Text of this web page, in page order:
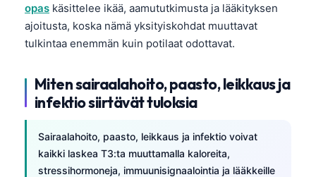
opas käsittelee ikää, aamututkimusta ja lääkityksen
ajoitusta, koska nämä yksityiskohdat muuttavat
tulkintaa enemmän kuin potilaat odottavat.
Miten sairaalahoito, paasto, leikkaus ja
infektio siirtävät tuloksia
Sairaalahoito, paasto, leikkaus ja infektio voivat
kaikki laskea T3:ta muuttamalla kaloreita,
stressihormoneja, immuunisignaalointia ja lääkkeille